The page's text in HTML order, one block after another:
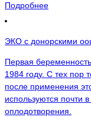
Подробнее
ЭКО с донорскими
Первая
1984 году. С тех пор
после применения
используются почти
оплодотворения.